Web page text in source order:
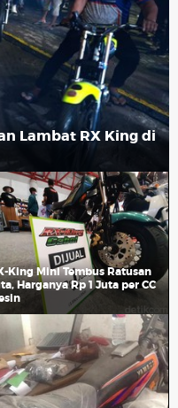
Lambat RX King di
King Mini Tembus Ratusan
Harganya Rp 1 Juta per CC